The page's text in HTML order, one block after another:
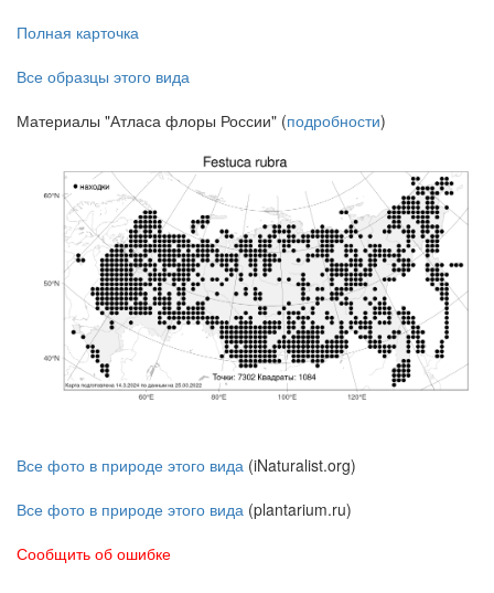
Полная карточка
Все образцы этого вида
Материалы "Атласа флоры России" (подробности)
Все фото в природе этого вида (iNaturalist.org)
Все фото в природе этого вида (plantarium.ru)
Сообщить об ошибке